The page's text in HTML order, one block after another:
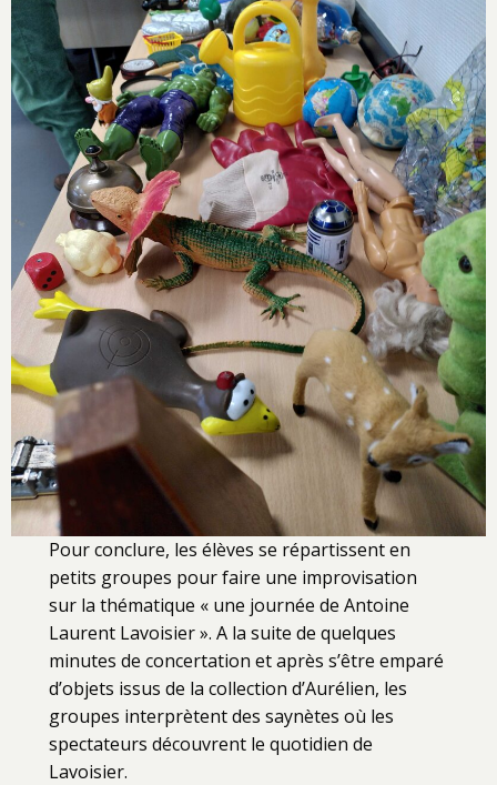
Pour conclure, les élèves se répartissent en
petits groupes pour faire une improvisation
sur la thématique « une journée de Antoine
Laurent Lavoisier ». A la suite de quelques
minutes de concertation et après s’être emparé
d’objets issus de la collection d’Aurélien, les
groupes interprètent des saynètes où les
spectateurs découvrent le quotidien de
Lavoisier.